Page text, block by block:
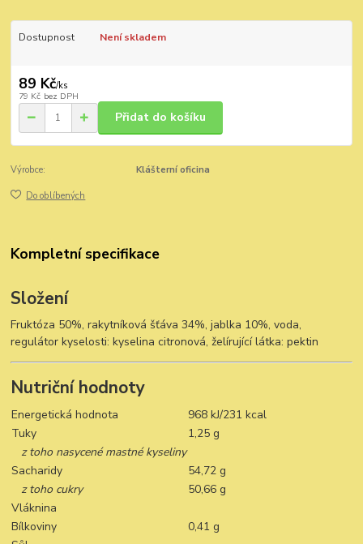
Dostupnost Není skladem
89 Kč/ks
79 Kč bez DPH
Přidat do košíku
Výrobce: Klášterní oficina
Do oblíbených
Kompletní specifikace
Složení
Fruktóza 50%, rakytníková šťáva 34%, jablka 10%, voda,
regulátor kyselosti: kyselina citronová, želírující látka: pektin
Nutriční hodnoty
Energetická hodnota
968 kJ/231 kcal
Tuky
1,25 g
z toho nasycené mastné kyseliny
Sacharidy
54,72 g
z toho cukry
50,66 g
Vláknina
Bílkoviny
0,41 g